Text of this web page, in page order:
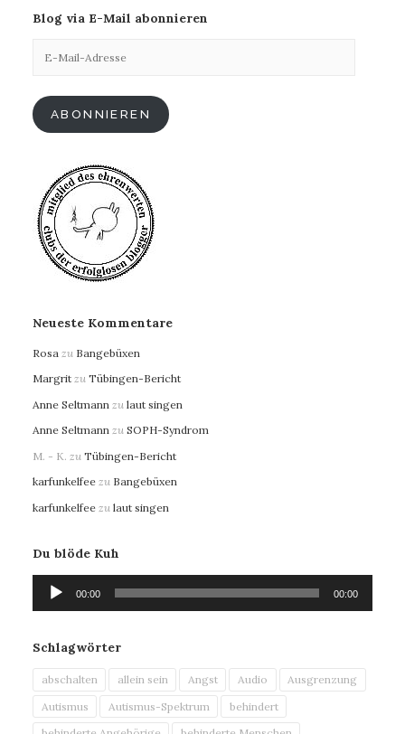
Blog via E-Mail abonnieren
Mail-
ABONNIEREN
Neueste Kommentare
Rosa zu Bangebüxen
Margrit zu Tübingen-Bericht
Anne Seltmann zu laut singen
Anne Seltmann zu SOPH-Syndrom
M. - K. zu Tübingen-Bericht
karfunkelfee zu Bangebüxen
karfunkelfee zu laut singen
Du blöde Kuh
Audio-
Player
00:00 00:00
Schlagwörter
abschalten allein sein Angst Audio
Ausgrenzung
Autismus
Autismus-Spektrum
behindert